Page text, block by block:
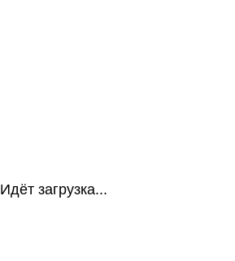
Идёт загрузка...